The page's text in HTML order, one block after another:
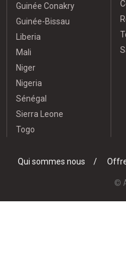
Guinée Conakry
Guinée-Bissau
Liberia
Mali
Niger
Nigeria
Sénégal
Sierra Leone
Togo
Qui sommes nous
©